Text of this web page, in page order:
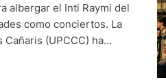
albergar el Inti Raymi del
como conciertos. La
(UPCCC) ha
‘Pallay Pacha’, que se